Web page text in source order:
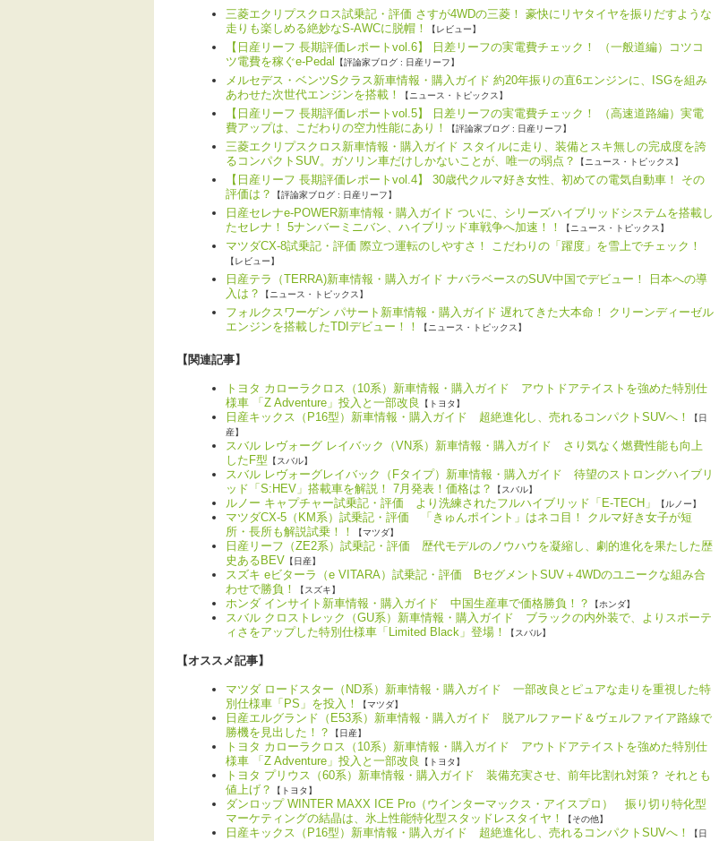
三菱エクリプスクロス試乗記・評価 さすが4WDの三菱！ 豪快にリヤタイヤを振りだすような
走りも楽しめる絶妙なS-AWCに脱帽！
【レビュー】
【日産リーフ 長期評価レポートvol.6】 日差リーフの実電費チェック！ （一般道編）コツコ
ツ電費を稼ぐe-Pedal
【評論家ブログ : 日産リーフ】
メルセデス・ベンツSクラス新車情報・購入ガイド 約20年振りの直6エンジンに、ISGを組み
あわせた次世代エンジンを搭載！
【ニュース・トピックス】
【日産リーフ 長期評価レポートvol.5】 日差リーフの実電費チェック！ （高速道路編）実電
費アップは、こだわりの空力性能にあり！
【評論家ブログ : 日産リーフ】
三菱エクリプスクロス新車情報・購入ガイド スタイルに走り、装備とスキ無しの完成度を誇
るコンパクトSUV。ガソリン車だけしかないことが、唯一の弱点？
【ニュース・トピックス】
【日産リーフ 長期評価レポートvol.4】 30歳代クルマ好き女性、初めての電気自動車！ その
評価は？
【評論家ブログ : 日産リーフ】
日産セレナe-POWER新車情報・購入ガイド ついに、シリーズハイブリッドシステムを搭載し
たセレナ！ 5ナンバーミニバン、ハイブリッド車戦争へ加速！！
【ニュース・トピックス】
マツダCX-8試乗記・評価 際立つ運転のしやすさ！ こだわりの「躍度」を雪上でチェック！
【レビュー】
日産テラ（TERRA)新車情報・購入ガイド ナバラベースのSUV中国でデビュー！ 日本への導
入は？
【ニュース・トピックス】
フォルクスワーゲン パサート新車情報・購入ガイド 遅れてきた大本命！ クリーンディーゼル
エンジンを搭載したTDIデビュー！！
【ニュース・トピックス】
【関連記事】
トヨタ カローラクロス（10系）新車情報・購入ガイド アウトドアテイストを強めた特別仕
様車 「Z Adventure」投入と一部改良
【トヨタ】
日産キックス（P16型）新車情報・購入ガイド 超絶進化し、売れるコンパクトSUVへ！
【日
産】
スバル レヴォーグ レイバック（VN系）新車情報・購入ガイド さり気なく燃費性能も向上
したF型 【スバル】
スバル レヴォーグレイバック（Fタイプ）新車情報・購入ガイド 待望のストロングハイブリ
ッド「S:HEV」搭載車を解説！ 7月発表！価格は？
【スバル】
ルノー キャプチャー試乗記・評価 より洗練されたフルハイブリッド「E-TECH」 【ルノー】
マツダCX-5（KM系）試乗記・評価 「きゅんポイント」はネコ目！ クルマ好き女子が短
所・長所も解説試乗！！
【マツダ】
日産リーフ（ZE2系）試乗記・評価 歴代モデルのノウハウを凝縮し、劇的進化を果たした歴
史あるBEV 【日産】
スズキ eビターラ（e VITARA）試乗記・評価 BセグメントSUV＋4WDのユニークな組み合
わせで勝負！
【スズキ】
ホンダ インサイト新車情報・購入ガイド 中国生産車で価格勝負！？ 【ホンダ】
スバル クロストレック（GU系）新車情報・購入ガイド ブラックの内外装で、よりスポーテ
ィさをアップした特別仕様車「Limited Black」登場！
【スバル】
【オススメ記事】
マツダ ロードスター（ND系）新車情報・購入ガイド 一部改良とピュアな走りを重視した特
別仕様車「PS」を投入！
【マツダ】
日産エルグランド（E53系）新車情報・購入ガイド 脱アルファード＆ヴェルファイア路線で
勝機を見出した！？
【日産】
トヨタ カローラクロス（10系）新車情報・購入ガイド アウトドアテイストを強めた特別仕
様車 「Z Adventure」投入と一部改良
【トヨタ】
トヨタ プリウス（60系）新車情報・購入ガイド 装備充実させ、前年比割れ対策？ それとも
値上げ？
【トヨタ】
ダンロップ WINTER MAXX ICE Pro（ウインターマックス・アイスプロ） 振り切り特化型
マーケティングの結晶は、氷上性能特化型スタッドレスタイヤ！
【その他】
日産キックス（P16型）新車情報・購入ガイド 超絶進化し、売れるコンパクトSUVへ！
【日